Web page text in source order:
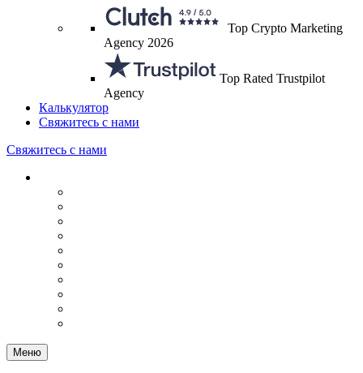
Top Crypto Marketing
Agency 2026
Top Rated Trustpilot
Agency
Калькулятор
Свяжитесь с нами
Свяжитесь с нами
Меню